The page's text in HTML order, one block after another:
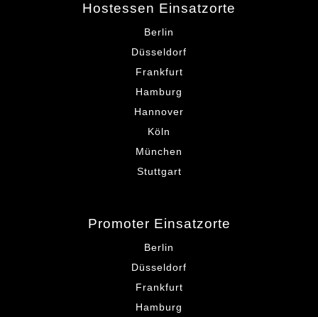
Hostessen Einsatzorte
Berlin
Düsseldorf
Frankfurt
Hamburg
Hannover
Köln
München
Stuttgart
Promoter Einsatzorte
Berlin
Düsseldorf
Frankfurt
Hamburg